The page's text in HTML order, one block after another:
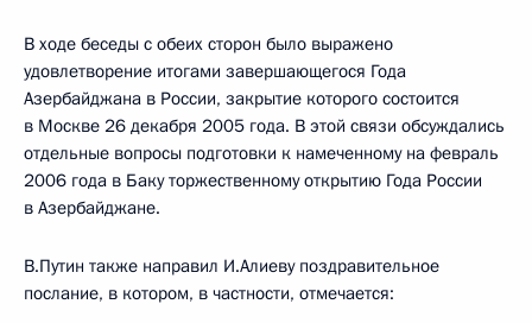
В ходе беседы с обеих сторон было выражено
удовлетворение итогами завершающегося Года
Азербайджана в России, закрытие которого состоится
в Москве 26 декабря 2005 года. В этой связи обсуждались
отдельные вопросы подготовки к намеченному на февраль
2006 года в Баку торжественному открытию Года России
в Азербайджане.
В.Путин также направил И.Алиеву поздравительное
послание, в котором, в частности, отмечается: